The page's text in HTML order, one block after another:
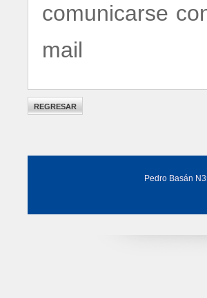
comunicarse
mail
Pedro Basán